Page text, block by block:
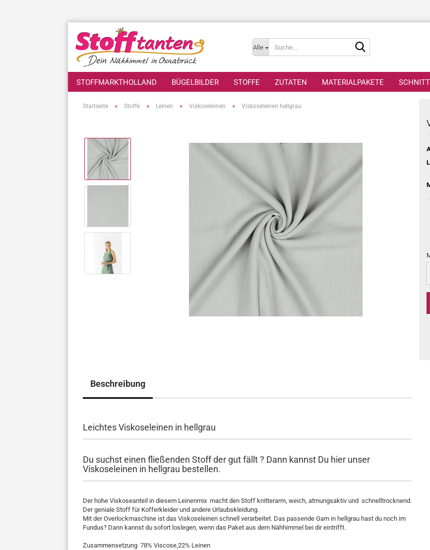
Alle
STOFFMARKTHOLLAND BÜGELBILDER STOFFE ZUTATEN MATERIALPAKETE
Startseite » Stoffe » Leinen » Viskoseleinen » Viskoseleinen hellgrau
Beschreibung
Leichtes Viskoseleinen in hellgrau
Du suchst einen fließenden Stoff der gut fällt ? Dann kannst Du hier unser
Viskoseleinen in hellgrau bestellen.
Der hohe Viskoseanteil in diesem Leinenmix macht den Stoff knitterarm, weich, atmungsaktiv und schnelltrocknend.
Der geniale Stoff für Kofferkleider und andere Urlaubskleidung.
Mit der Overlockmaschine ist das Viskoseleinen schnell verarbeitet. Das passende Garn in hellgrau hast du noch im
Fundus? Dann kannst du sofort loslegen, wenn das Paket aus dem Nähhimmel bei dir eintrifft.
Zusammensetzung 78% Viscose,22% Leinen